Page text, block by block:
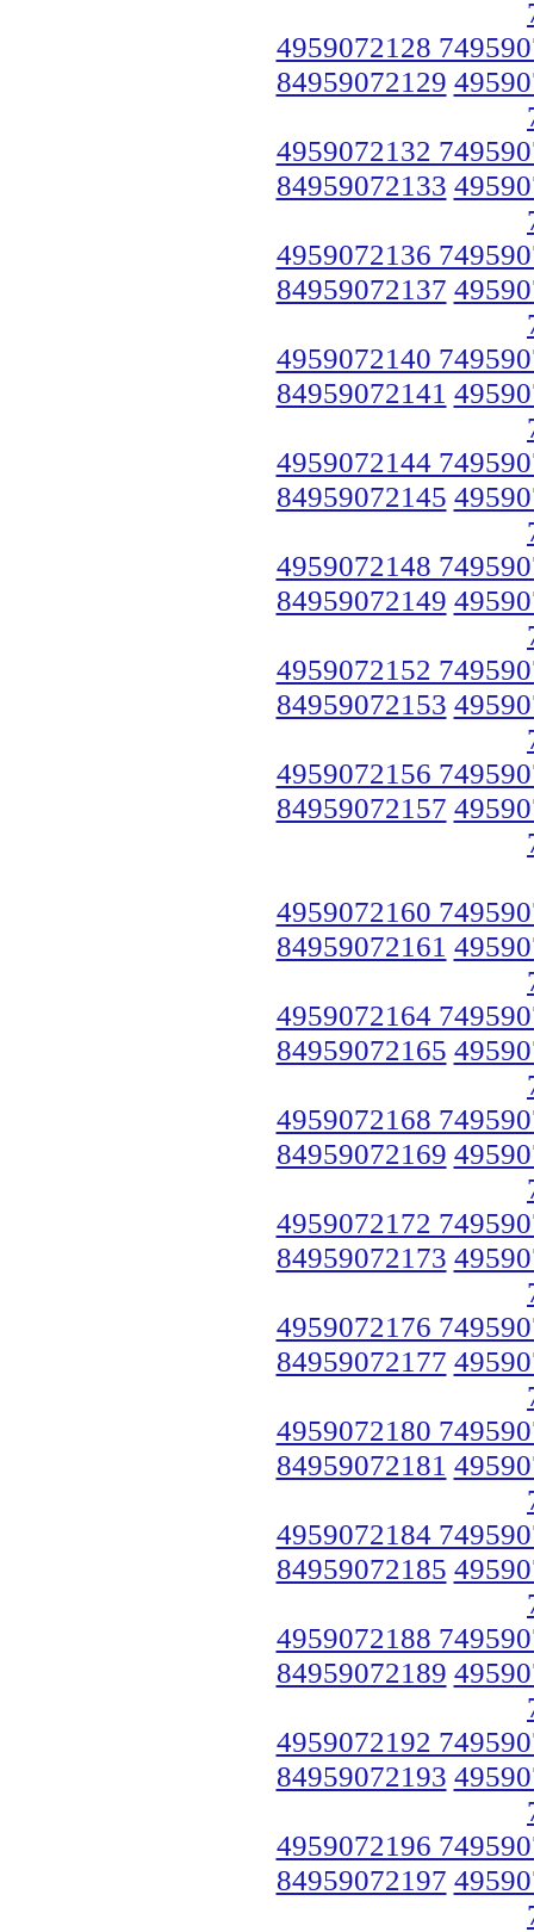
4959072128
84959072129
4959072132
84959072133
4959072136
84959072137
4959072140
84959072141
4959072144
84959072145
4959072148
84959072149
4959072152
84959072153
4959072156
84959072157
4959072160
84959072161
4959072164
84959072165
4959072168
84959072169
4959072172
84959072173
4959072176
84959072177
4959072180
84959072181
4959072184
84959072185
4959072188
84959072189
4959072192
84959072193
4959072196
84959072197